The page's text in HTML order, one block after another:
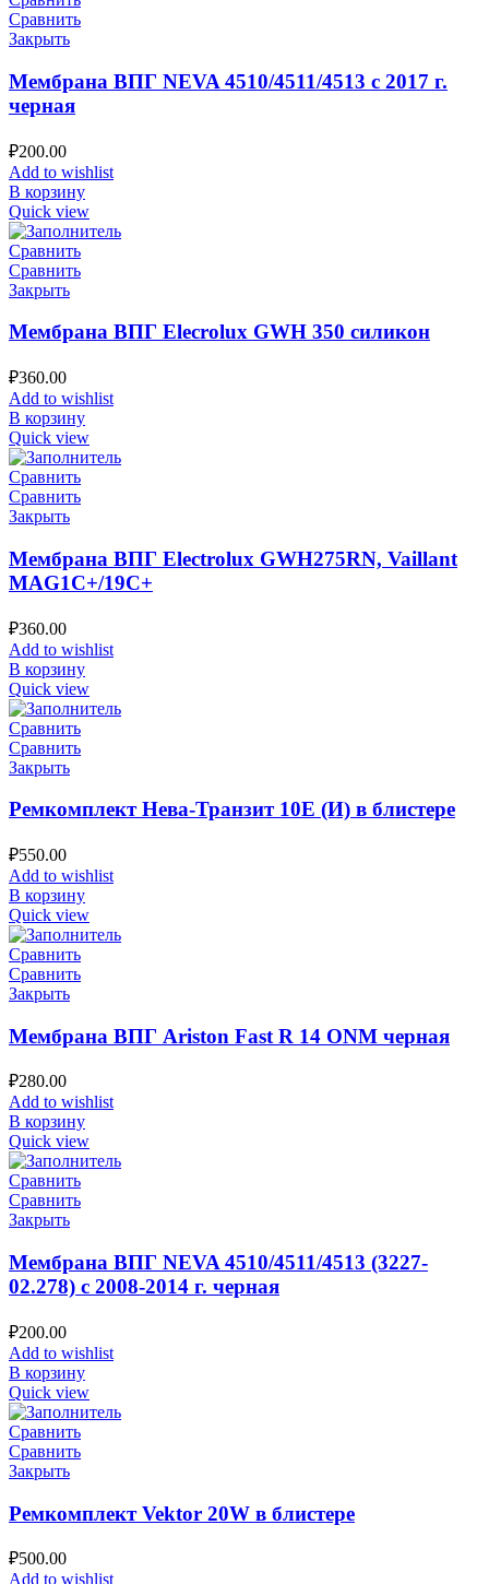
Сравнить
Закрыть
Мембрана ВПГ NEVA 4510/4511/4513 с 2017 г.
черная
₽200.00
Add to wishlist
В корзину
Quick view
Сравнить
Сравнить
Закрыть
Мембрана ВПГ Elecrolux GWH 350 силикон
₽360.00
Add to wishlist
В корзину
Quick view
Сравнить
Сравнить
Закрыть
Мембрана ВПГ Electrolux GWH275RN, Vaillant
MAG1C+/19C+
₽360.00
Add to wishlist
В корзину
Quick view
Сравнить
Сравнить
Закрыть
Ремкомплект Нева-Транзит 10Е (И) в блистере
₽550.00
Add to wishlist
В корзину
Quick view
Сравнить
Сравнить
Закрыть
Мембрана ВПГ Ariston Fast R 14 ONM черная
₽280.00
Add to wishlist
В корзину
Quick view
Сравнить
Сравнить
Закрыть
Мембрана ВПГ NEVA 4510/4511/4513 (3227-
02.278) с 2008-2014 г. черная
₽200.00
Add to wishlist
В корзину
Quick view
Сравнить
Сравнить
Закрыть
Ремкомплект Vektor 20W в блистере
₽500.00
Add to wishlist